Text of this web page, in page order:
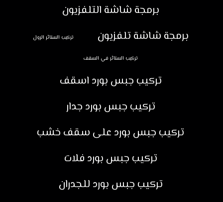
برمجة شاشة التلفزيون
برمجة شاشة تلفزيون
تركيب الستائر الرول
تركيب الستائر في السقف
تركيب جبس بورد اسقف
تركيب جبس بورد جدار
تركيب جبس بورد على سقف خشب
تركيب جبس بورد فلات
تركيب جبس بورد للجدران